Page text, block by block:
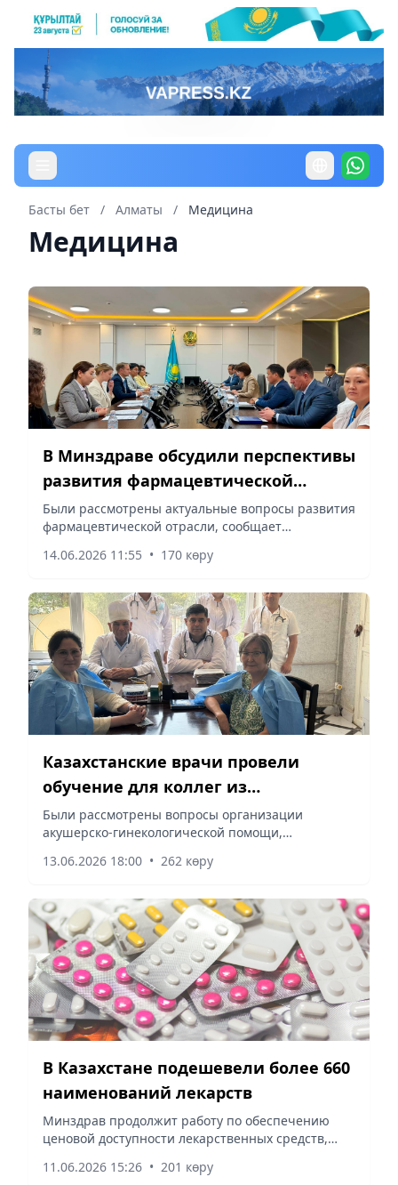
Басты бет / Алматы / Медицина
Медицина
В Минздраве обсудили перспективы
развития фармацевтической
промышленности Казахстана
Были рассмотрены актуальные вопросы развития
фармацевтической отрасли, сообщает
14.06.2026 11:55 • 170 көру
Казахстанские врачи провели
обучение для коллег из
Таджикистана
Были рассмотрены вопросы организации
акушерско-гинекологической помощи,
неотложной и реанимационной помощи детям,
13.06.2026 18:00 • 262 көру
В Казахстане подешевели более 660
наименований лекарств
Минздрав продолжит работу по обеспечению
ценовой доступности лекарственных средств,
11.06.2026 15:26 • 201 көру